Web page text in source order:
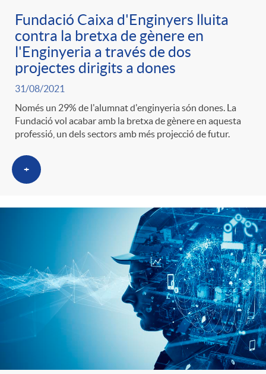
Fundació Caixa d'Enginyers lluita
contra la bretxa de gènere en
l'Enginyeria a través de dos
projectes dirigits a dones
31/08/2021
Només un 29% de l'alumnat d'enginyeria són dones. La
Fundació vol acabar amb la bretxa de gènere en aquesta
professió, un dels sectors amb més projecció de futur.
+